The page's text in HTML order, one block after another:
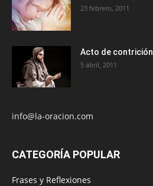
23 febrero, 2011
Acto de contrición
5 abril, 2011
info@la-oracion.com
CATEGORÍA POPULAR
Frases y Reflexiones